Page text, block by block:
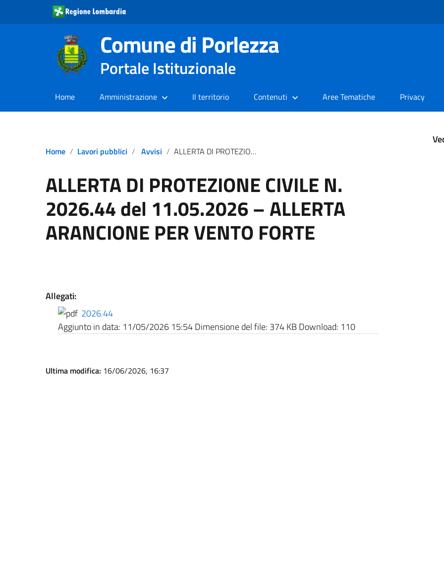
Comune di Porlezza
Portale Istituzionale
Home Amministrazione Il territorio Contenuti Aree Tematiche Privacy
Home Lavori pubblici Avvisi ALLERTA DI PROTEZIONE CIVILE N. 2026.44 del 11.05.2026 – ALLERTA ARANCIONE PER VENTO FORTE
ALLERTA DI PROTEZIONE CIVILE N.
2026.44 del 11.05.2026 – ALLERTA
ARANCIONE PER VENTO FORTE
Allegati:
2026.44
Aggiunto in data: 11/05/2026 15:54Dimensione del file: 374 KB Download: 110
Ultima modifica: 16/06/2026, 16:37